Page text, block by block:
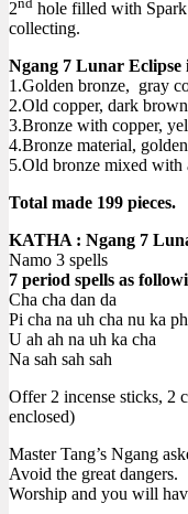
2
hole filled with
collecting.
Ngang 7 Lunar Eclipse
1.Golden bronze, gray
2.Old copper, dark
3.Bronze with copper,
4.Bronze material,
5.Old bronze mixed with
Total made 199 pieces.
KATHA : Ngang 7
Namo 3 spells
7 period spells as
Cha cha dan da
Pi cha na uh cha nu ka
U ah ah na uh ka cha
Na sah sah sah
Offer 2 incense sticks, 2
enclosed)
Master Tang’s Ngang
Avoid the great dangers.
Worship and you will